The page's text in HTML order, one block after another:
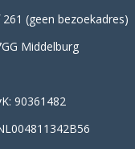
(geen bezoekadres)
Middelburg
90361482